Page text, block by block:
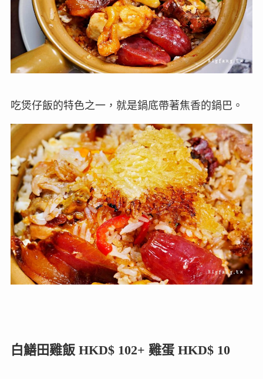
吃煲仔飯的特色之一，就是鍋底帶著焦香的鍋巴。
白鱔田雞飯 HKD$ 102+ 雞蛋 HKD$ 10